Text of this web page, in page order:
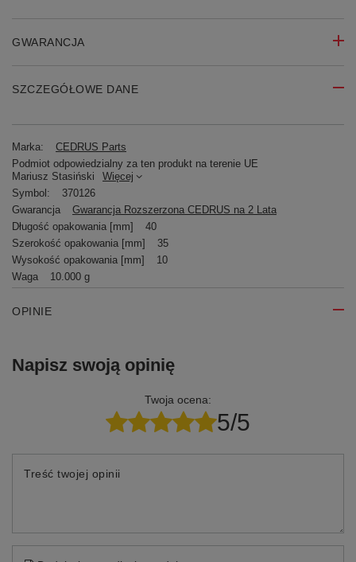
GWARANCJA
SZCZEGÓŁOWE DANE
Marka:
CEDRUS Parts
Podmiot odpowiedzialny za ten produkt na terenie UE
Mariusz Stasiński
Więcej
Symbol:
370126
Gwarancja
Gwarancja Rozszerzona CEDRUS na 2 Lata
Długość opakowania [mm]
40
Szerokość opakowania [mm]
35
Wysokość opakowania [mm]
10
Waga
10.000 g
OPINIE
Napisz swoją opinię
Twoja ocena:
5/5
Treść twojej opinii